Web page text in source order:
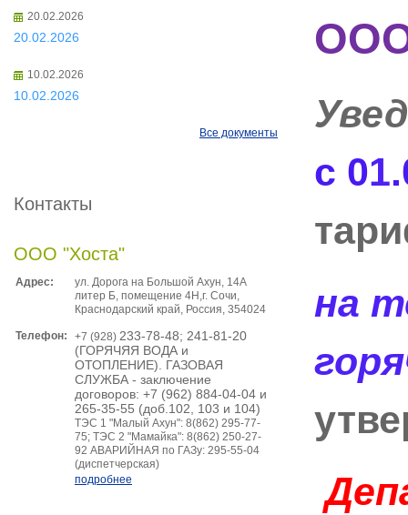
20.02.2026
20.02.2026
10.02.2026
10.02.2026
Все документы
Контакты
ООО "Хоста"
Адрес:
ул. Дорога на Большой Ахун, 14А
литер Б, помещение 4Н,г. Сочи,
Краснодарский край, Россия, 354024
Телефон: +7 (928) 233-78-48; 241-81-20
(ГОРЯЧЯЯ ВОДА и
ОТОПЛЕНИЕ). ГАЗОВАЯ
СЛУЖБА - заключение
договоров: +7 (962) 884-04-04 и
265-35-55 (доб.102, 103 и 104)
ТЭС 1 "Малый Ахун": 8(862) 295-77-
75; ТЭС 2 "Мамайка": 8(862) 250-27-
92 АВАРИЙНАЯ по ГАЗу: 295-55-04
(диспетчерская)
подробнее
ООО
с 01
на